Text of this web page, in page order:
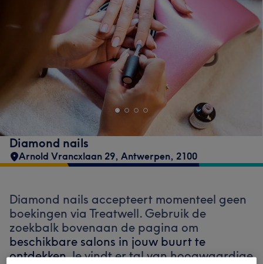
Diamond nails
Arnold Vrancxlaan 29, Antwerpen, 2100
Diamond nails accepteert momenteel geen
boekingen via Treatwell. Gebruik de
zoekbalk bovenaan de pagina om
beschikbare salons in jouw buurt te
ontdekken. Je vindt er tal van hoogwaardige